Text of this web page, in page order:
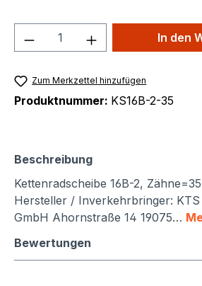
Produkt Anzahl: GibIn den
Zum Merkzettel hinzufügen
Produktnummer: KS16B-2-35
Beschreibung
Kettenradscheibe 16B-2,
Hersteller / Inverkehrbringer:
GmbH Ahornstraße 14 19075…
Bewertungen